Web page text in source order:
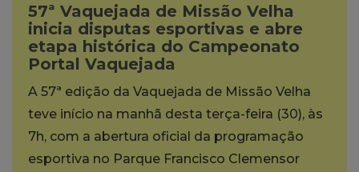
57ª Vaquejada de Missão Velha
inicia disputas esportivas e abre
etapa histórica do Campeonato
Portal Vaquejada
A 57ª edição da Vaquejada de Missão Velha
teve início na manhã desta terça-feira (30), às
7h, com a abertura oficial da programação
esportiva no Parque Francisco Clemensor